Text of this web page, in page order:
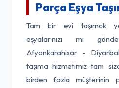
Parça Eşya
Tam bir evi taşımak
eşyalarınızı mı
Afyonkarahisar -
taşıma hizmetimiz tam
birden fazla müşterinin